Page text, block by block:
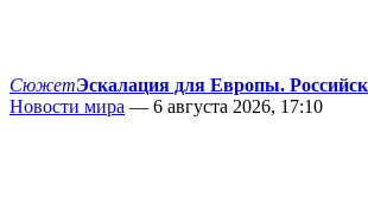
СюжетЭскалация для Европы.
Новости мира — 6 августа 2026, 17:10